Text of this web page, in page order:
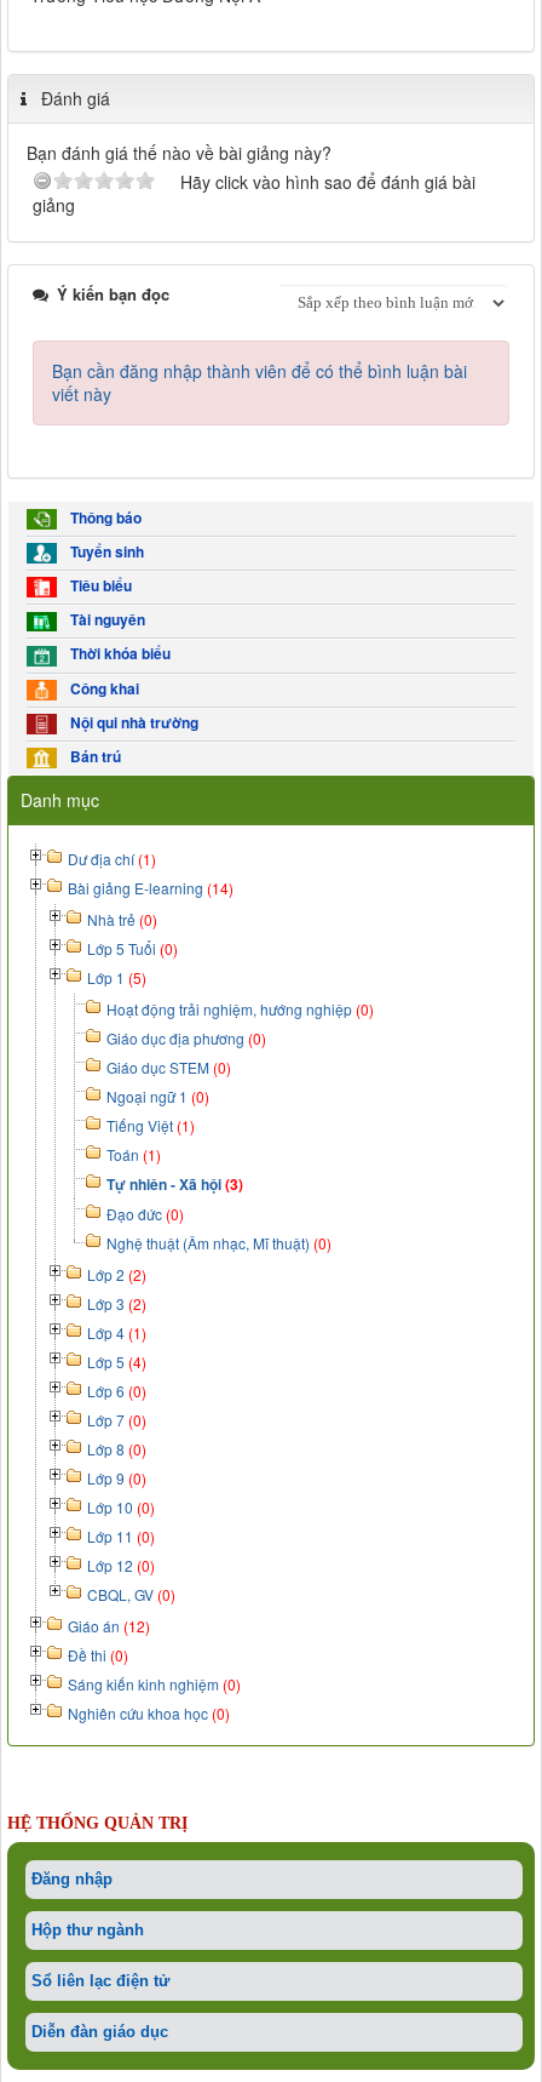
Đánh giá
Bạn đánh giá thế nào về bài giảng này?
Hãy click vào hình sao để đánh giá bài
giảng
Ý kiến bạn đọc
Bạn cần đăng nhập thành viên để có thể bình luận bài
viết này
Thông báo
Tuyển sinh
Tiêu biểu
Tài nguyên
Thời khóa biểu
Công khai
Nội qui nhà trường
Bán trú
Danh mục
Dư địa chí(1)
Bài giảng E-learning (14)
Nhà trẻ (0)
Lớp 5 Tuổi (0)
Lớp 1 (5)
Hoạt động trải nghiệm, hướng nghiệp (0)
Giáo dục địa phương (0)
Giáo dục STEM (0)
Ngoại ngữ 1 (0)
Tiếng Việt (1)
Toán (1)
Tự nhiên - Xã hội(3)
Đạo đức (0)
Nghệ thuật (Âm nhạc, Mĩ thuật) (0)
Lớp 2 (2)
Lớp 3 (2)
Lớp 4 (1)
Lớp 5 (4)
Lớp 6 (0)
Lớp 7 (0)
Lớp 8 (0)
Lớp 9 (0)
Lớp 10 (0)
Lớp 11 (0)
Lớp 12 (0)
CBQL, GV (0)
Giáo án (12)
Đề thi (0)
Sáng kiến kinh nghiệm (0)
Nghiên cứu khoa học (0)
HỆ THỐNG QUẢN TRỊ
Đăng nhập
Hộp thư ngành
Sổ liên lạc điện tử
Diễn đàn giáo dục